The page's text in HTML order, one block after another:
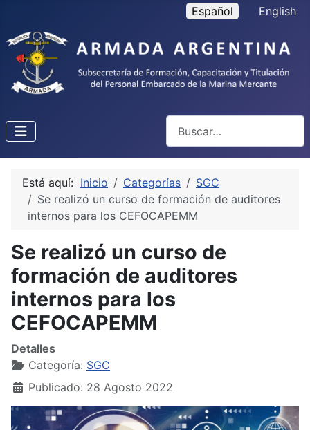
Español English
Está aquí: Inicio Categorías
SGC
Se realizó un curso de formación de auditores
internos para los CEFOCAPEMM
Se realizó un curso de
formación de auditores
internos para los
CEFOCAPEMM
Detalles
Categoría: SGC
Publicado: 28 Agosto 2022